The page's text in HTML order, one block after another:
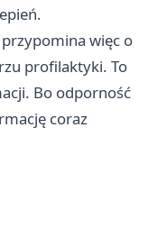
więc o
profilaktyki. To
Bo odporność
coraz